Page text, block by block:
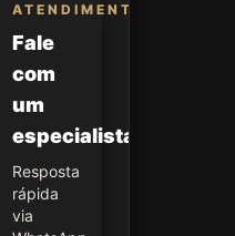
ATENDIMENTO
Fale
com
um
especialista
Resposta
rápida
via